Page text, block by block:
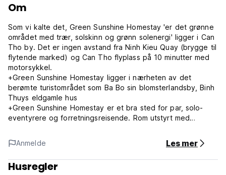
Om
Som vi kalte det, Green Sunshine Homestay 'er det grønne
området med trær, solskinn og grønn solenergi' ligger i Can
Tho by. Det er ingen avstand fra Ninh Kieu Quay (brygge til
flytende marked) og Can Tho flyplass på 10 minutter med
motorsykkel.
+Green Sunshine Homestay ligger i nærheten av det
berømte turistområdet som Ba Bo sin blomsterlandsby, Binh
Thuys eldgamle hus
+Green Sunshine Homestay er et bra sted for par, solo-
eventyrere og forretningsreisende. Rom utstyrt med
eiendommen.
+Velkommen til Green Sunshine for å nyte grønne områder,
komfortable omgivelser med frisk luft ser ut som ditt andre
hjem
Anmelde Les mer
Husregler